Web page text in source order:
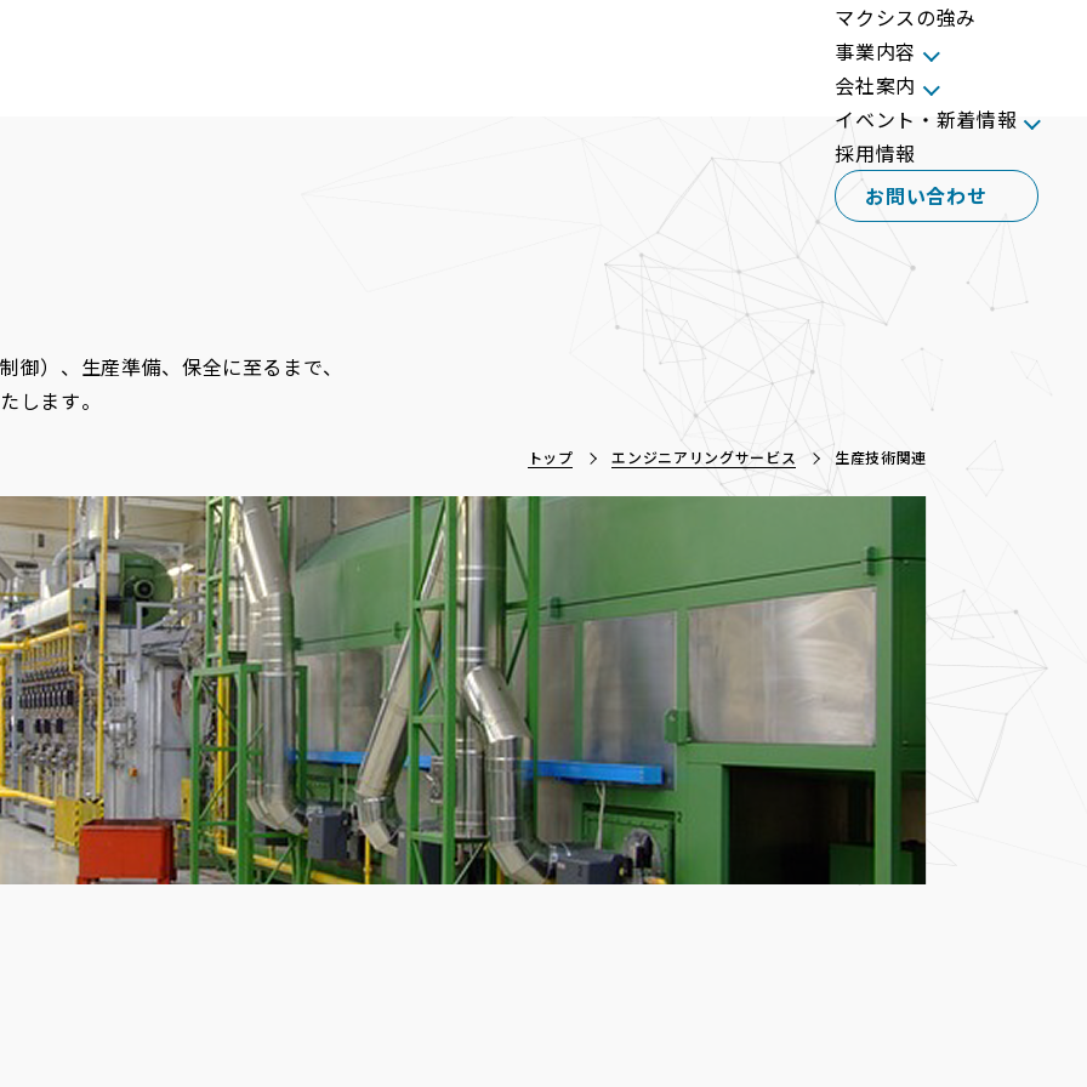
マクシスの強み
事業内容
会社案内
イベント・新着情報
採用情報
お問い合わせ
御）、生産準備、保全に至るまで、
します。
トップ エンジニアリングサービス 生産技術関連